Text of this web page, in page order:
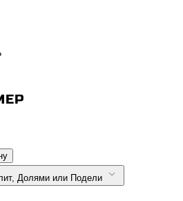
4 × 997 ₽ в Сплит, Долями или Подели